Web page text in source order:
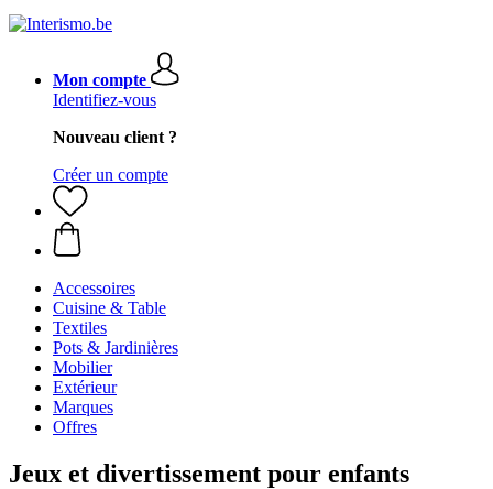
Mon compte
Identifiez-vous
Nouveau client ?
Créer un compte
Accessoires
Cuisine & Table
Textiles
Pots & Jardinières
Mobilier
Extérieur
Marques
Offres
Jeux et divertissement pour enfants